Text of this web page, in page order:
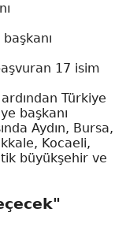
17 isim
Türkiye
başkanı
Aydın, Bursa,
Kocaeli,
büyükşehir ve